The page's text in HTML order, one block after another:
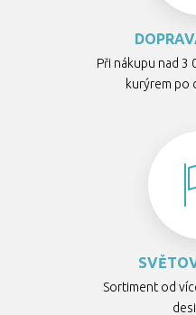
Při nákupu nad 3
kurýrem po
Sortiment od